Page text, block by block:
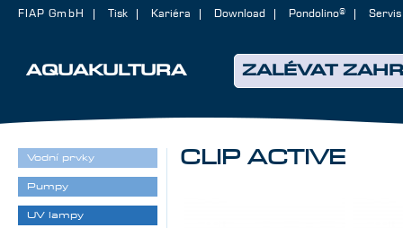
AQUAKULTURA ZALÉVAT
FIAP GmbH Tisk Kariéra Download Pondolino® Servis
CLIP ACTIVE
Vodní prvky
Pumpy
UV lampy